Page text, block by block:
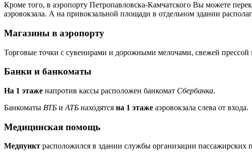
Кроме того, в аэропорту Петропавловска-Камчатского Вы можете
аэровокзала. А на привокзальной площади в отдельном здании
Магазины в аэропорту
Торговые точки с сувенирами и дорожными мелочами, свежей
Банки и банкоматы
На 1 этаже напротив кассы расположен банкомат Сбербанка.
Банкоматы ВТБ и АТБ находятся на 1 этаже аэровокзала слева от входа.
Медицинская помощь
Медпункт расположился в здании службы организации пассажирских